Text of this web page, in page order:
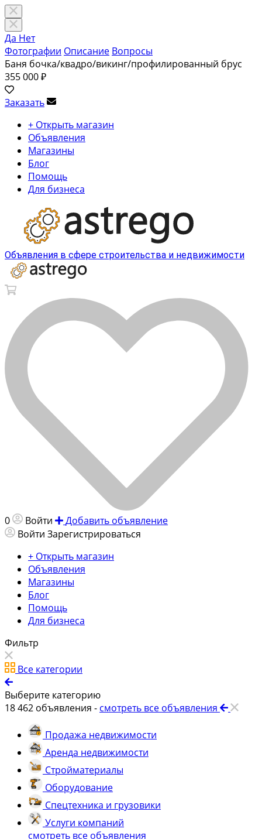
Да Нет
Фотографии Описание Вопросы
Баня бочка/квадро/викинг/профилированный брус
355 000 ₽
Заказать
+ Открыть магазин
Объявления
Магазины
Блог
Помощь
Для бизнеса
Объявления в сфере строительства и недвижимости
0 Войти
Добавить объявление
Войти Зарегистрироваться
+ Открыть магазин
Объявления
Магазины
Блог
Помощь
Для бизнеса
Фильтр
Все категории
Выберите категорию
18 462 объявления - смотреть все объявления
Продажа недвижимости
Аренда недвижимости
Стройматериалы
Оборудование
Спецтехника и грузовики
Услуги компаний
смотреть все объявления